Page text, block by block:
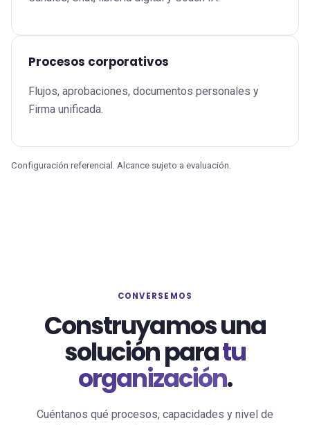
Procesos corporativos
Flujos, aprobaciones, documentos personales y
Firma unificada.
Configuración referencial. Alcance sujeto a evaluación.
CONVERSEMOS
Construyamos una
solución paratu
organización.
Cuéntanos qué procesos, capacidades y nivel de